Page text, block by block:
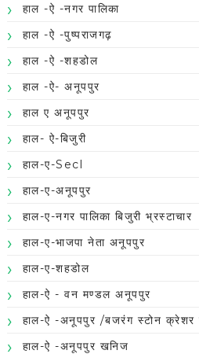
हाल -ऐ -नगर पालिका
हाल -ऐ -पुष्पराजगढ़
हाल -ऐ -शहडोल
हाल -ऐ- अनूपपुर
हाल ए अनूपपुर
हाल- ऐ-बिजुरी
हाल-ए-Secl
हाल-ए-अनूपपुर
हाल-ए-नगर पालिका बिजुरी भ्रस्टाचार
हाल-ए-भाजपा नेता अनूपपुर
हाल-ए-शहडोल
हाल-ऐ - वन मण्डल अनूपपुर
हाल-ऐ -अनूपपुर /बजरंग स्टोन क्रेशर
हाल-ऐ -अनूपपुर खनिज